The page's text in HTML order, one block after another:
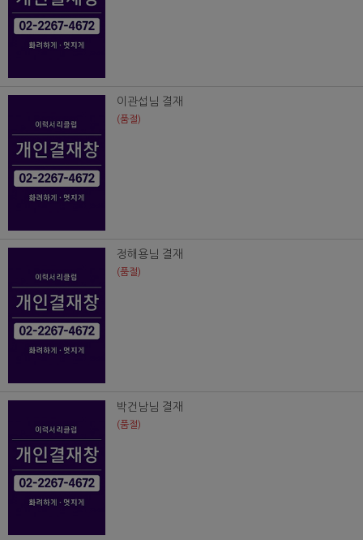
이관섭님 결재
(품절)
정해용님 결재
(품절)
박건남님 결재
(품절)